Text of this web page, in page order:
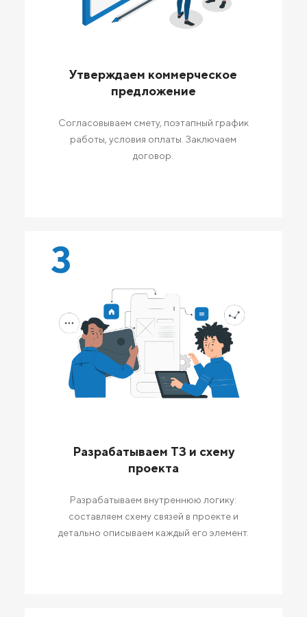
Утверждаем коммерческое
предложение
Согласовываем смету, поэтапный график
работы, условия оплаты. Заключаем
договор.
3
Разрабатываем ТЗ и схему
проекта
Разрабатываем внутреннюю логику:
составляем схему связей в проекте и
детально описываем каждый его элемент.